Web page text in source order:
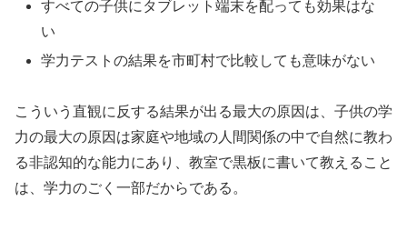
すべての子供にタブレット端末を配っても効果はな
い
学力テストの結果を市町村で比較しても意味がない
こういう直観に反する結果が出る最大の原因は、子供の学
力の最大の原因は家庭や地域の人間関係の中で自然に教わ
る非認知的な能力にあり、教室で黒板に書いて教えること
は、学力のごく一部だからである。